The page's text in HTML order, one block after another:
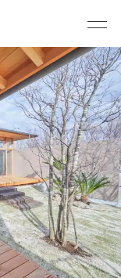
の家づくり
せ
ト
とのコラム
まの声